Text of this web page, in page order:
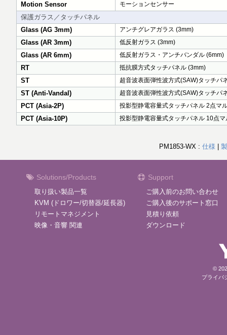
Motion Sensor モーションセンサー
保護ガラス／タッチパネル
Glass (AG 3mm)
アンチグレアガラス (3mm)
Glass (AR 3mm) 低反射ガラス (3mm)
Glass (AR 6mm) 低反射ガラス・アンチバンダル (6mm)
RT 抵抗膜方式タッチパネル (3mm)
ST 超音波表面弾性波方式(SAW)タッチパ
ST (Anti-Vandal) 超音波表面弾性波方式(SAW)タッチパ
PCT (Asia-2P) 投影型静電容量式タッチパネル 2点マ
PCT (Asia-10P) 投影型静電容量式タッチパネル 10点
PM1853-WX : 仕様
Solutions/Products
取り扱い製品一覧
KVM (ドロワー/切替器/延長器)
リモートマネジメント
映像・音響 関連
Support
ご購入前のお問い合わせ
ご購入後のサポート窓口
見積り依頼
ダウンロード
©
プライバ